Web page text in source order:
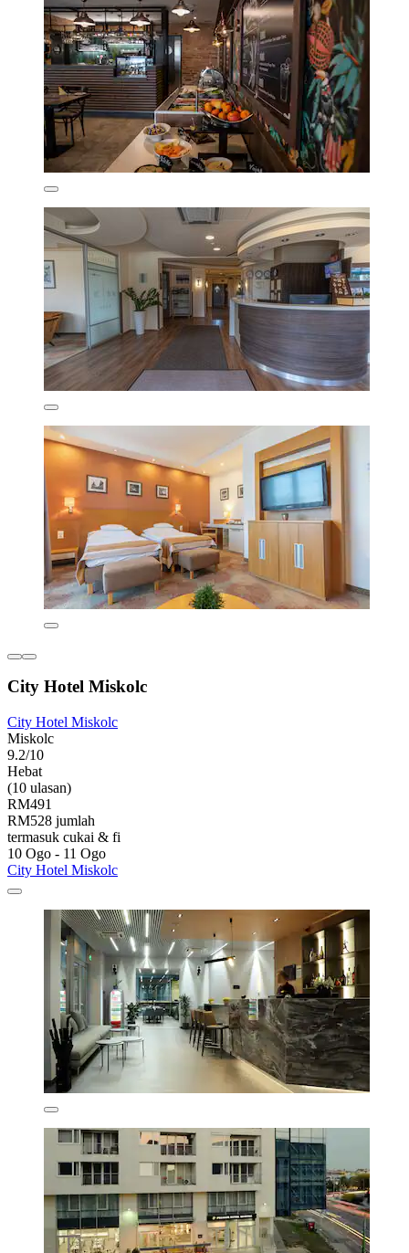
City Hotel Miskolc
City Hotel Miskolc
Miskolc
9.2/10
Hebat
(10 ulasan)
RM491
RM528 jumlah
termasuk cukai & fi
10 Ogo - 11 Ogo
City Hotel Miskolc